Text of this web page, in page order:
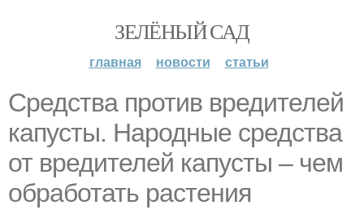
ЗЕЛЁНЫЙ САД
главная новости статьи
Средства против вредителей
капусты. Народные средства
от вредителей капусты – чем
обработать растения